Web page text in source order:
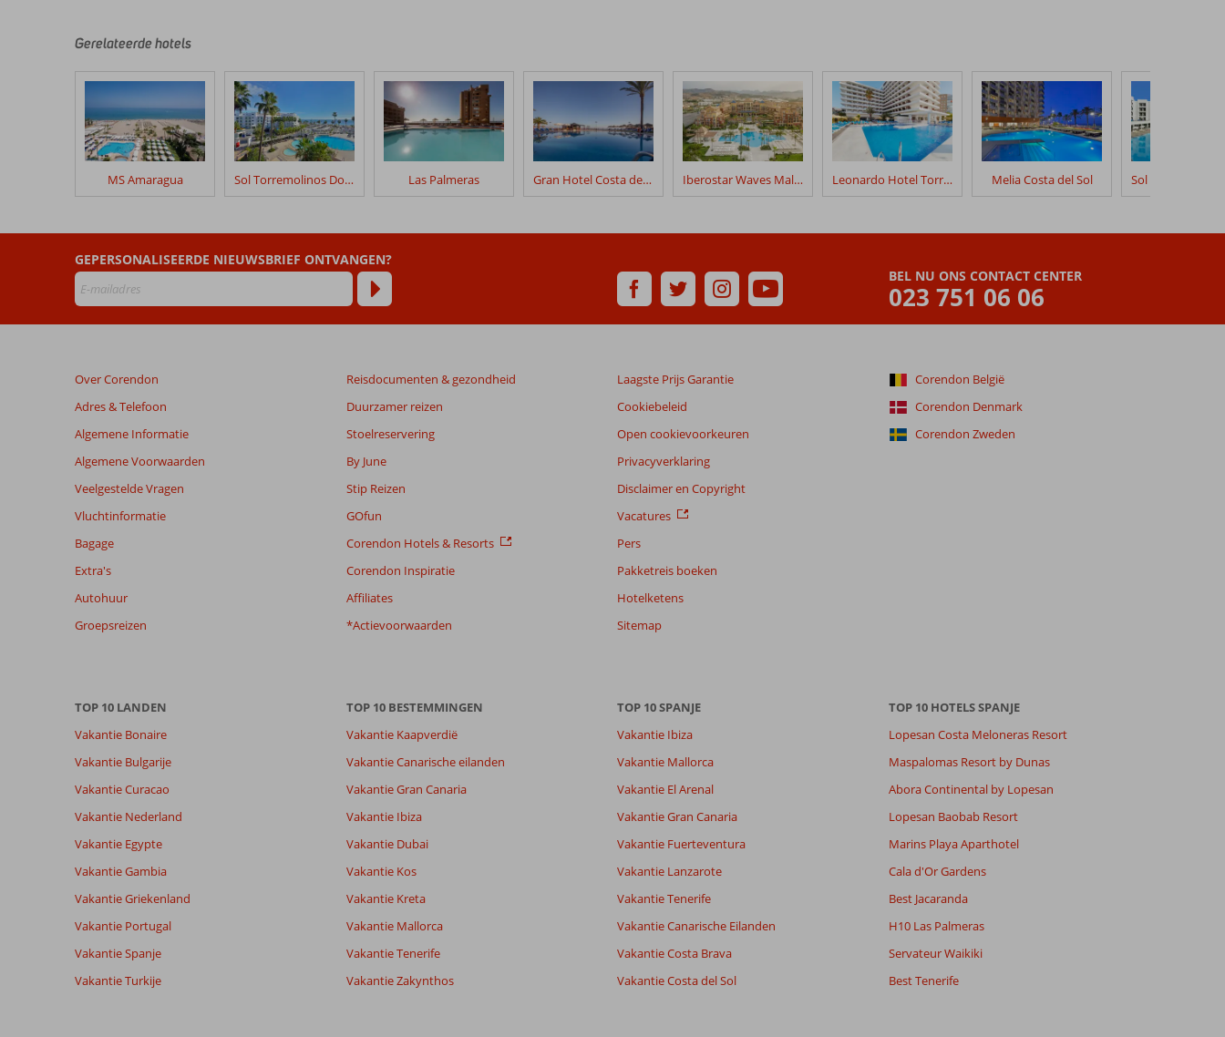
hun
in
Hotel
Beoordelingen
die
ouder
dan
48
maanden
worden
niet
meer
de
relevantie
de
getoonde
te
garanderen.
beoordelingen
Aanrader
Kindvriendelijk 8,0
Wifi kwaliteit
6,7
Ervaringen
klanten
Filter reisgezelschap
Sorteren op
7,0
Anoniem
Nederland
Gezin met jong(e) kind(eren)
Over
Fuengirola:
bestemming,
mooie
Algemene indruk
Ligging
Service
Prijs/kwaliteit
Eten
Gerelateerde hotels
MS Amaragua Sol Torremolinos Don Pablo Las Palmeras Gran Hotel Costa del Sol Iberostar Waves Malaga Playa Leonardo Hotel Torremolinos Melia Costa del Sol
BEL NU ONS CONTACT CENTER
023 751 06 06
GEPERSONALISEERDE NIEUWSBRIEF ONTVANGEN?
Over Corendon
Adres & Telefoon
Algemene Informatie
Algemene Voorwaarden
Veelgestelde Vragen
Vluchtinformatie
Bagage
Extra's
Autohuur
Groepsreizen
Reisdocumenten & gezondheid
Duurzamer reizen
Stoelreservering
By June
Stip Reizen
GOfun
Corendon Hotels & Resorts
Corendon Inspiratie
Affiliates
*Actievoorwaarden
Laagste Prijs Garantie
Cookiebeleid
Open cookievoorkeuren
Privacyverklaring
Disclaimer en Copyright
Vacatures
Pers
Pakketreis boeken
Hotelketens
Sitemap
Corendon België
Corendon Denmark
Corendon Zweden
TOP 10 LANDEN
Vakantie Bonaire
Vakantie Bulgarije
Vakantie Curacao
Vakantie Nederland
Vakantie Egypte
Vakantie Gambia
Vakantie Griekenland
Vakantie Portugal
Vakantie Spanje
Vakantie Turkije
TOP 10 BESTEMMINGEN
Vakantie Kaapverdië
Vakantie Canarische eilanden
Vakantie Gran Canaria
Vakantie Ibiza
Vakantie Dubai
Vakantie Kos
Vakantie Kreta
Vakantie Mallorca
Vakantie Tenerife
Vakantie Zakynthos
TOP 10 SPANJE
Vakantie Ibiza
Vakantie Mallorca
Vakantie El Arenal
Vakantie Gran Canaria
Vakantie Fuerteventura
Vakantie Lanzarote
Vakantie Tenerife
Vakantie Canarische Eilanden
Vakantie Costa Brava
Vakantie Costa del Sol
TOP 10 HOTELS SPANJE
Lopesan Costa Meloneras Resort
Maspalomas Resort by Dunas
Abora Continental by Lopesan
Lopesan Baobab Resort
Marins Playa Aparthotel
Cala d'Or Gardens
Best Jacaranda
H10 Las Palmeras
Servateur Waikiki
Best Tenerife